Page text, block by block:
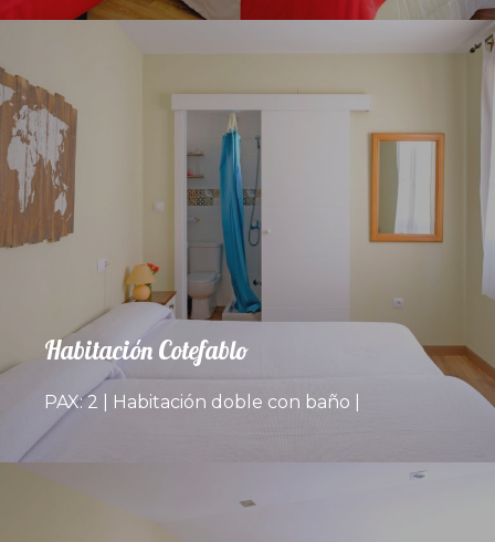
Habitación Cotefablo
PAX: 2 | Habitación doble con baño |